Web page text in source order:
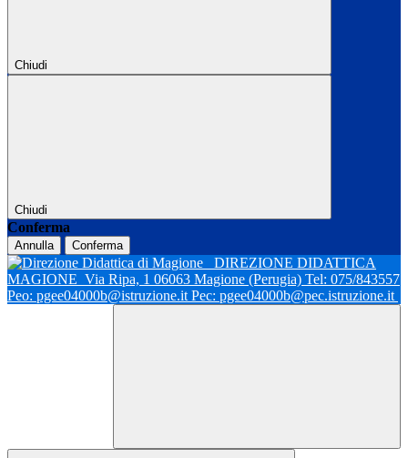
Chiudi
Chiudi
Conferma
Annulla Conferma
DIREZIONE DIDATTICA
MAGIONE Via Ripa, 1 06063 Magione (Perugia) Tel: 075/843557
Peo: pgee04000b@istruzione.it Pec: pgee04000b@pec.istruzione.it